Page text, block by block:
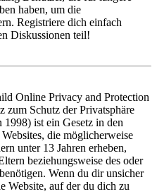
haben, um die
Registriere dich einfach
Diskussionen teil!
Online Privacy and Protection
zum Schutz der Privatsphäre
ist ein Gesetz in den
die möglicherweise
unter 13 Jahren erheben,
beziehungsweise des oder
Wenn du dir unsicher
Website, auf der du dich zu